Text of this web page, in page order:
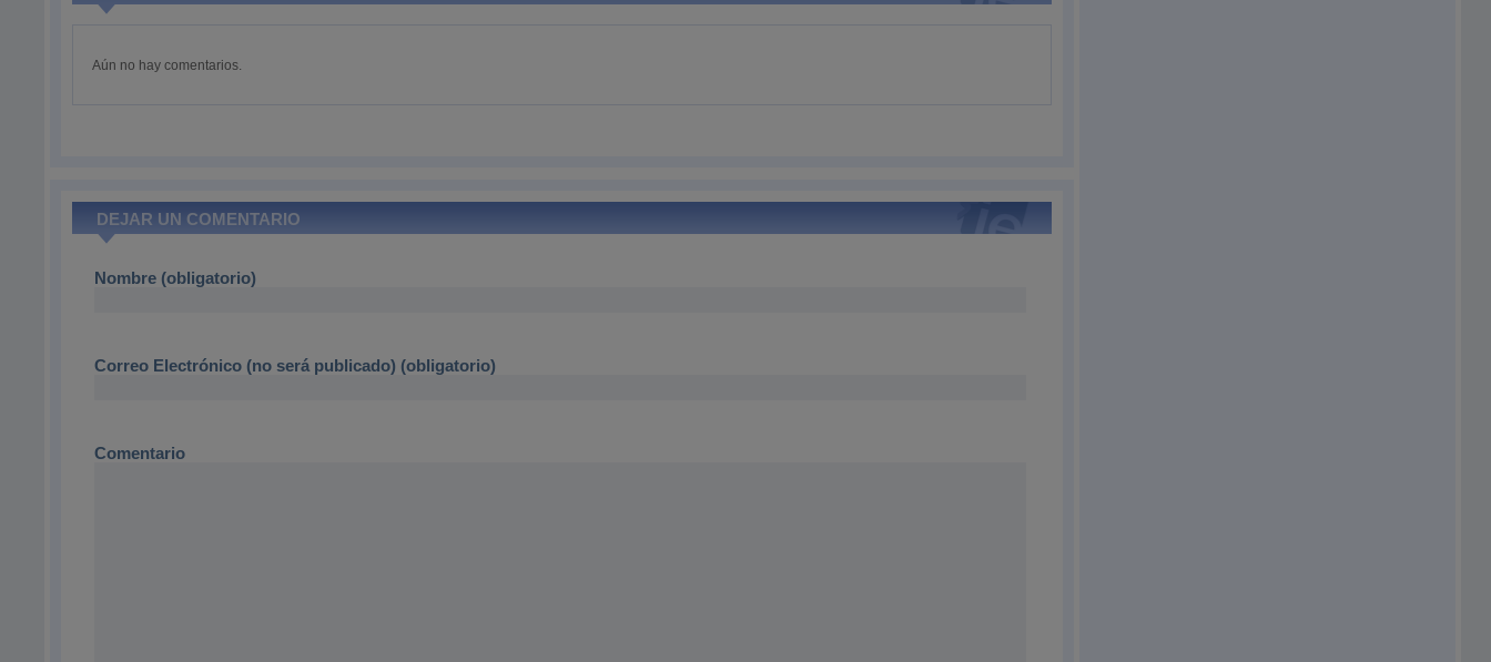
Aún no hay comentarios.
DEJAR UN COMENTARIO
Nombre (obligatorio)
Correo Electrónico (no será publicado) (obligatorio)
Comentario